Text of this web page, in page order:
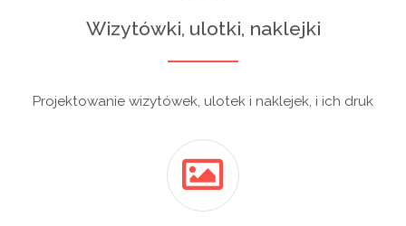
Wizytówki, ulotki, naklejki
Projektowanie wizytówek, ulotek i naklejek, i ich druk